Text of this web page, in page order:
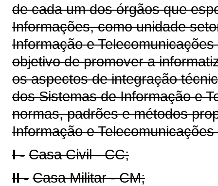
de cada um dos órgãos que
Informações, como unidade
Informação e
objetivo de promover a
os aspectos de integração
dos Sistemas de Informação e
normas, padrões e métodos
Informação e
I - Casa Civil - CC;
II - Casa Militar - CM;